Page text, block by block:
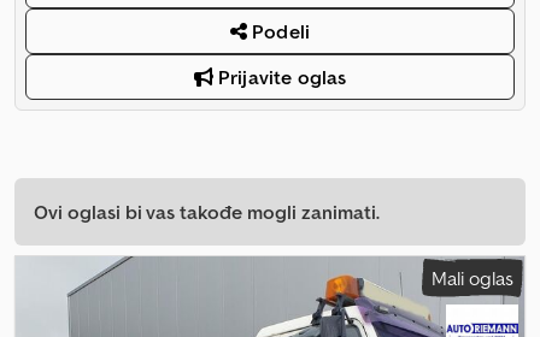
Podeli
Prijavite oglas
Ovi oglasi bi vas takođe mogli zanimati.
Mali oglas